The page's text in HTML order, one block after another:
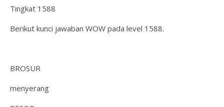
Tingkat 1588
Berikut kunci jawaban WOW pada level 1588.
BROSUR
menyerang